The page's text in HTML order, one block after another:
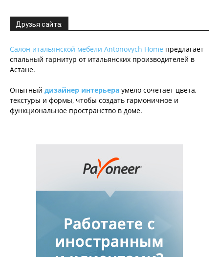
Друзья сайта:
Салон итальянской мебели Antonovych Home предлагает
спальный гарнитур от итальянских производителей в
Астане.
Опытный дизайнер интерьера умело сочетает цвета,
текстуры и формы, чтобы создать гармоничное и
функциональное пространство в доме.